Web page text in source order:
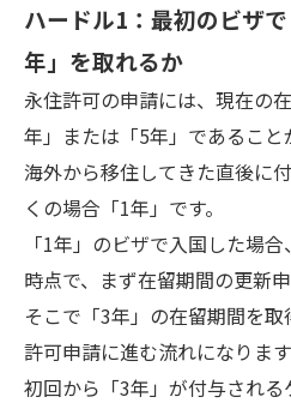
ハードル1：最初のビザ
年」を取れるか
永住許可の申請には、現在の
年」または「5年」であること
海外から移住してきた直後に
くの場合「1年」です。
「1年」のビザで入国した場
時点で、まず在留期間の更新
そこで「3年」の在留期間を
許可申請に進む流れになります
初回から「3年」が付与され